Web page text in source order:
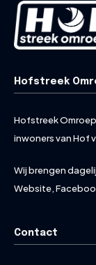
Hofstreek
Hofstreek
inwoners van Hof
Wij brengen
Website,
Contact